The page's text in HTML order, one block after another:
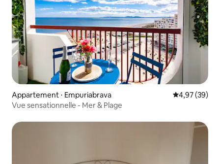
Appartement ⋅ Empuriabrava Évaluation
4,97 (39)
Vue sensationnelle - Mer & Plage